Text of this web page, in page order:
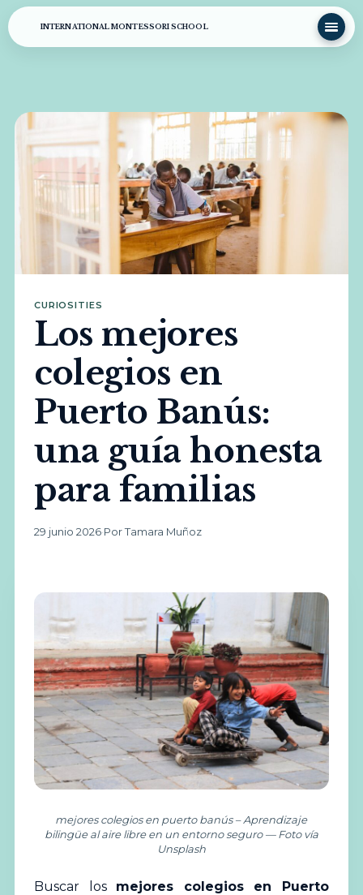
INTERNATIONAL MONTESSORI SCHOOL
CURIOSITIES
Los mejores
colegios en
Puerto Banús:
una guía honesta
para familias
29 junio 2026·Por Tamara Muñoz
mejores colegios en puerto banús – Aprendizaje
bilingüe al aire libre en un entorno seguro — Foto vía
Unsplash
Buscar los mejores colegios en Puerto